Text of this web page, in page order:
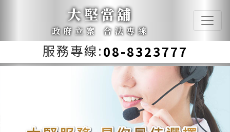
大堅當舖
政府立案 合法專線
服務專線:08-8323777